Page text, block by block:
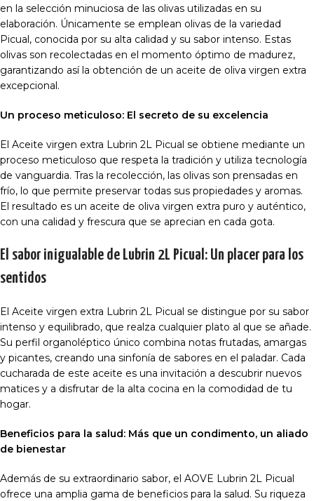
en la selección minuciosa de las olivas utilizadas en su
elaboración. Únicamente se emplean olivas de la variedad
Picual, conocida por su alta calidad y su sabor intenso. Estas
olivas son recolectadas en el momento óptimo de madurez,
garantizando así la obtención de un aceite de oliva virgen extra
excepcional.
Un proceso meticuloso: El secreto de su excelencia
El Aceite virgen extra Lubrin 2L Picual se obtiene mediante un
proceso meticuloso que respeta la tradición y utiliza tecnología
de vanguardia. Tras la recolección, las olivas son prensadas en
frío, lo que permite preservar todas sus propiedades y aromas.
El resultado es un aceite de oliva virgen extra puro y auténtico,
con una calidad y frescura que se aprecian en cada gota.
El sabor inigualable de Lubrin 2L Picual: Un placer para los
sentidos
El Aceite virgen extra Lubrin 2L Picual se distingue por su sabor
intenso y equilibrado, que realza cualquier plato al que se añade.
Su perfil organoléptico único combina notas frutadas, amargas
y picantes, creando una sinfonía de sabores en el paladar. Cada
cucharada de este aceite es una invitación a descubrir nuevos
matices y a disfrutar de la alta cocina en la comodidad de tu
hogar.
Beneficios para la salud: Más que un condimento, un aliado
de bienestar
Además de su extraordinario sabor, el AOVE Lubrin 2L Picual
ofrece una amplia gama de beneficios para la salud. Su riqueza